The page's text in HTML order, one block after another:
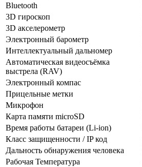
Bluetooth
3D гироскоп
3D акселерометр
Электронный барометр
Интеллектуальный дальномер
Автоматическая видеосъёмка
выстрела (RAV)
Электронный компас
Прицельные метки
Микрофон
Карта памяти microSD
Время работы батареи (Li-ion)
Класс защищенности / IP код
Дальность обнаружения человека
Рабочая Температура